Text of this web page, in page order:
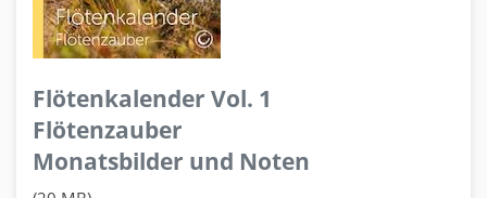
Flötenkalender Vol. 1
Flötenzauber
Monatsbilder und Noten